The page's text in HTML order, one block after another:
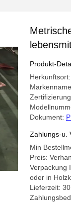
Produkt-
Dokument:
Zahlungs-u.
Min
Preis:
Verpackung
oder in
Lieferzeit: